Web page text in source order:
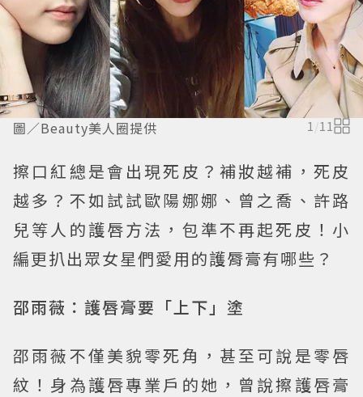
圖／Beauty美人圈提供 1 /11
擦口紅總是會出現死皮？補妝越補，死皮
越多？不如試試歐陽娜娜、曾之喬、許路
兒等人的護唇方法，包準不再起死皮！小
編更扒出眾女星們愛用的護脣膏有哪些？
邵雨薇：護唇膏要「上下」塗
邵雨薇不僅美貌零死角，甚至可說是零唇
紋！身為護唇專業戶的她，曾說擦護唇膏